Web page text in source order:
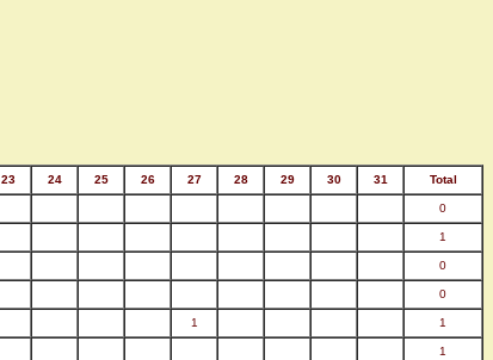
23 24 25 26 27 28 29 30 31 Total
0
1
0
0
1 1
1